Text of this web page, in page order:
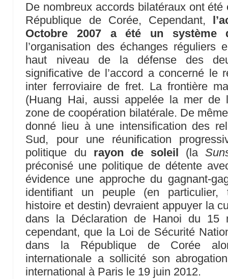
De nombreux accords bilatéraux ont
République de Corée, Cependant,
Octobre 2007 a été un système
l’organisation des échanges réguliers
haut niveau de la défense des
significative de l’accord a concerné le
inter ferroviaire de fret. La frontière
(Huang Hai, aussi appelée la mer de
zone de coopération bilatérale. De
donné lieu à une intensification des
Sud, pour une réunification
politique du rayon de soleil (la
préconisé une politique de détente
évidence une approche du gagnant-
identifiant un peuple (en particulier,
histoire et destin) devraient appuyer la
dans la Déclaration de Hanoi du 15
cependant, que la Loi de Sécurité
dans la République de Corée
internationale a sollicité son
international à Paris le 19 juin 2012.